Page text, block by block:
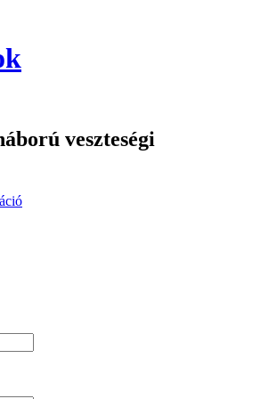
veszteségi